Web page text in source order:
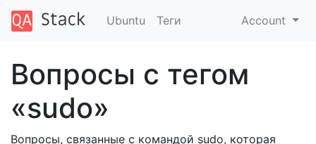
Ubuntu Теги Account
Вопросы с тегом
«sudo»
Вопросы, связанные с командой sudo, которая